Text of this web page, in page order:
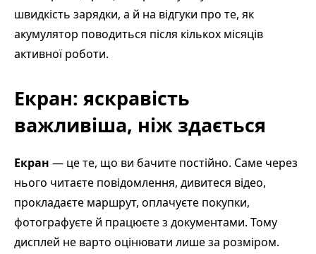
швидкість зарядки, а й на відгуки про те, як
акумулятор поводиться після кількох місяців
активної роботи.
Екран: яскравість
важливіша, ніж здається
Екран — це те, що ви бачите постійно. Саме через
нього читаєте повідомлення, дивитеся відео,
прокладаєте маршрут, оплачуєте покупки,
фотографуєте й працюєте з документами. Тому
дисплей не варто оцінювати лише за розміром.